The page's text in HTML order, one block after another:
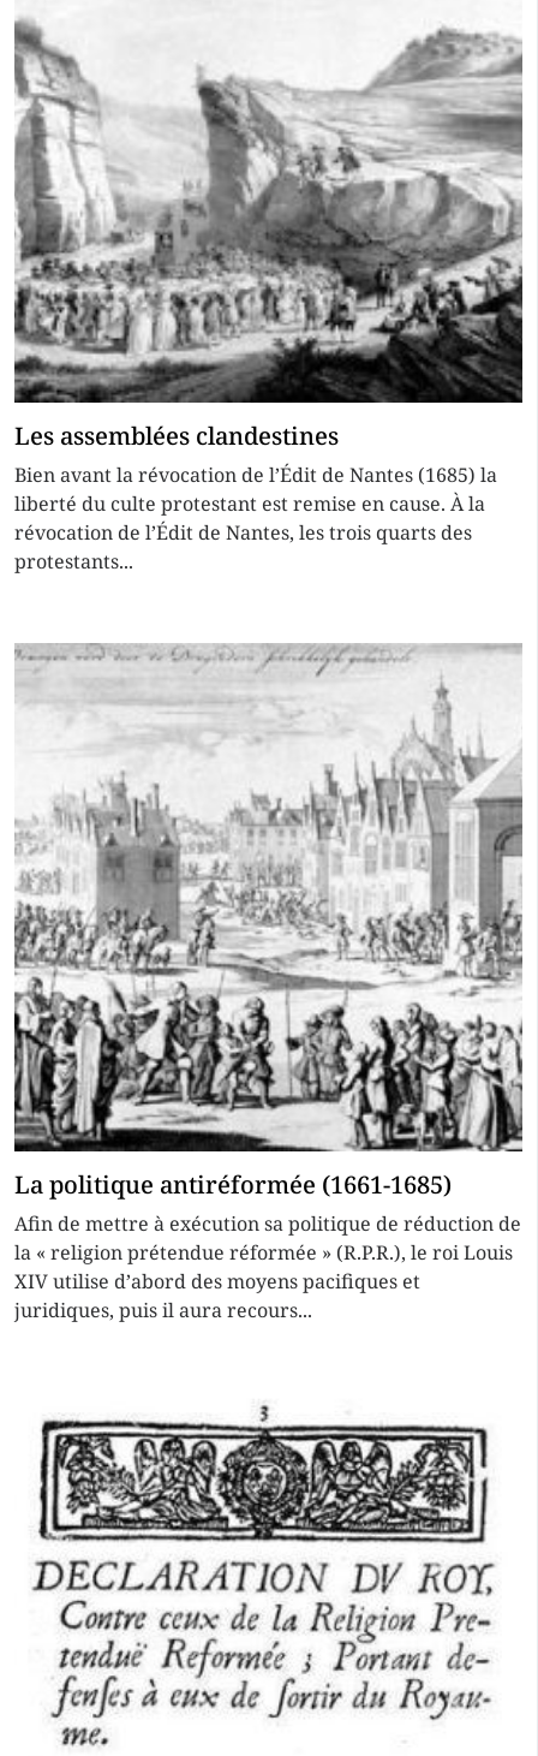
Les assemblées clandestines
Bien avant la révocation de l’Édit de Nantes (1685) la
liberté du culte protestant est remise en cause. À la
révocation de l’Édit de Nantes, les trois quarts des
protestants...
La politique antiréformée (1661-1685)
Afin de mettre à exécution sa politique de réduction de
la « religion prétendue réformée » (R.P.R.), le roi Louis
XIV utilise d’abord des moyens pacifiques et
juridiques, puis il aura recours...